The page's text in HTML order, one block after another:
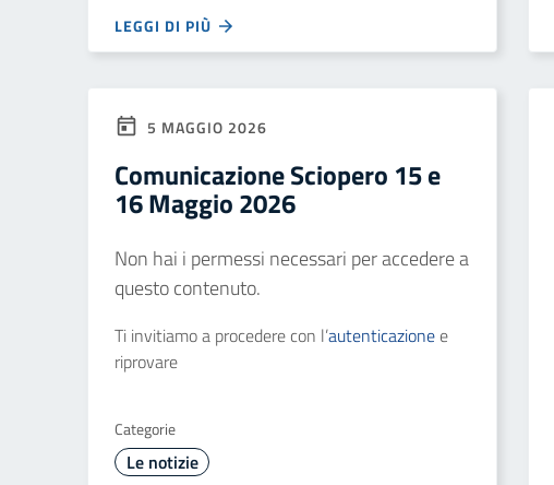
LEGGI DI PIÙ
5 MAGGIO 2026
Comunicazione Sciopero 15 e
16 Maggio 2026
Non hai i permessi necessari per accedere a
questo contenuto.
Ti invitiamo a procedere con l’autenticazionee
riprovare
Categorie
Le notizie